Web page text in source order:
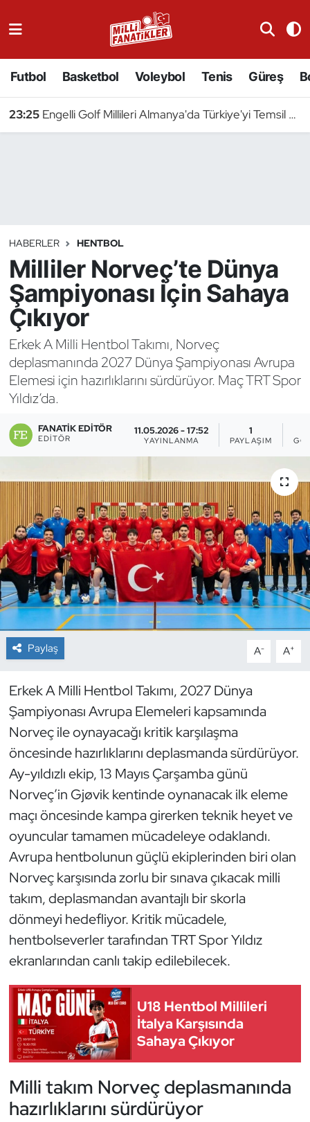
Futbol Basketbol Voleybol Tenis Güreş
23:25 Engelli Golf Millileri Almanya'da Türkiye'yi Temsil Edecek
HABERLER HENTBOL
Milliler Norveç’te Dünya
Şampiyonası İçin Sahaya
Çıkıyor
Erkek A Milli Hentbol Takımı, Norveç
deplasmanında 2027 Dünya Şampiyonası Avrupa
Elemesi için hazırlıklarını sürdürüyor. Maç TRT Spor
Yıldız’da.
FANATIK EDITÖR
EDITÖR
11.05.2026 - 17:52
YAYINLANMA
1
PAYLAŞIM
Paylaş A- A+
Erkek A Milli Hentbol Takımı, 2027 Dünya
Şampiyonası Avrupa Elemeleri kapsamında
Norveç ile oynayacağı kritik karşılaşma
öncesinde hazırlıklarını deplasmanda sürdürüyor.
Ay-yıldızlı ekip, 13 Mayıs Çarşamba günü
Norveç’in Gjøvik kentinde oynanacak ilk eleme
maçı öncesinde kampa girerken teknik heyet ve
oyuncular tamamen mücadeleye odaklandı.
Avrupa hentbolunun güçlü ekiplerinden biri olan
Norveç karşısında zorlu bir sınava çıkacak milli
takım, deplasmandan avantajlı bir skorla
dönmeyi hedefliyor. Kritik mücadele,
hentbolseverler tarafından TRT Spor Yıldız
ekranlarından canlı takip edilebilecek.
U18 Hentbol Millileri
İtalya Karşısında
Sahaya Çıkıyor
Milli takım Norveç deplasmanında
hazırlıklarını sürdürüyor
Badminton
Binicilik
Bisiklet
Bocce Bowling Dart
Boks
Briç
Buz Hokeyi
Buz Pateni
Çim Hokeyi
Cimnastik
Curling
Dağcılık
Dans Sporları
Dövüş Sanatı
E-Spor
Eskrim
Futbol
Futsal
Genel
Golf
Güreş
Halter
Hava Sporları
Hentbol
İşitme Engelli Sporcular
Judo ve Kuraş